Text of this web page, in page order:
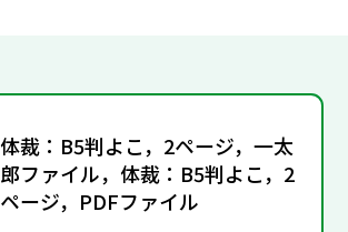
体裁：B5判よこ，2ページ，一太
郎ファイル，体裁：B5判よこ，2
ページ，PDFファイル